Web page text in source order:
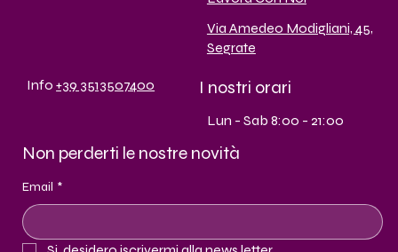
I nostri orari
Lun - Sab 8:00 - 21:00
Info+39 3513507400
Via Amedeo Modigliani, 45,
Segrate
Non perderti le nostre novità
Email *